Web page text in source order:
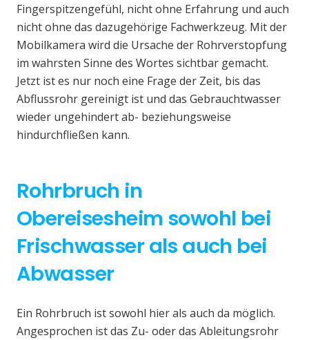
Fingerspitzengefühl, nicht ohne Erfahrung und auch
nicht ohne das dazugehörige Fachwerkzeug. Mit der
Mobilkamera wird die Ursache der Rohrverstopfung
im wahrsten Sinne des Wortes sichtbar gemacht.
Jetzt ist es nur noch eine Frage der Zeit, bis das
Abflussrohr gereinigt ist und das Gebrauchtwasser
wieder ungehindert ab- beziehungsweise
hindurchfließen kann.
Rohrbruch in
Obereisesheim sowohl bei
Frischwasser als auch bei
Abwasser
Ein Rohrbruch ist sowohl hier als auch da möglich.
Angesprochen ist das Zu- oder das Ableitungsrohr